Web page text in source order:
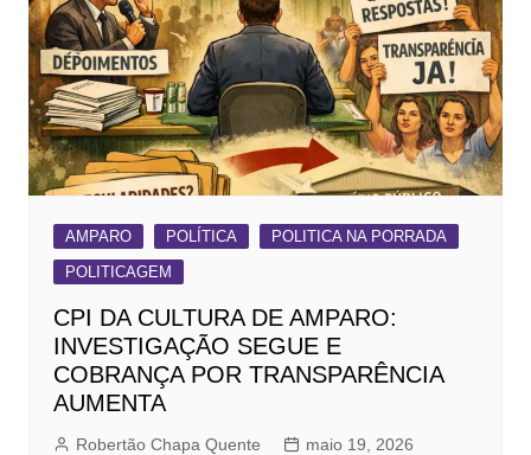
AMPARO POLÍTICA
POLITICA NA PORRADA
POLITICAGEM
CPI DA CULTURA DE AMPARO:
INVESTIGAÇÃO SEGUE E
COBRANÇA POR TRANSPARÊNCIA
AUMENTA
Robertão Chapa Quente
maio 19, 2026